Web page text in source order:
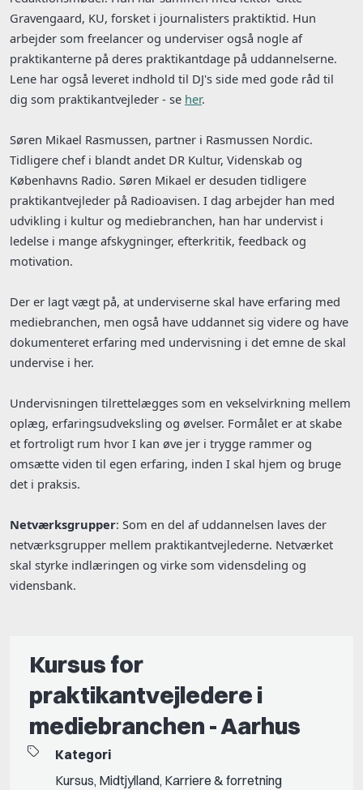
Gravengaard, KU, forsket i journalisters praktiktid. Hun
arbejder som freelancer og underviser også nogle af
praktikanterne på deres praktikantdage på uddannelserne.
Lene har også leveret indhold til DJ's side med gode råd til
dig som praktikantvejleder - se her.
Søren Mikael Rasmussen, partner i Rasmussen Nordic.
Tidligere chef i blandt andet DR Kultur, Videnskab og
Københavns Radio. Søren Mikael er desuden tidligere
praktikantvejleder på Radioavisen. I dag arbejder han med
udvikling i kultur og mediebranchen, han har undervist i
ledelse i mange afskygninger, efterkritik, feedback og
motivation.
Der er lagt vægt på, at underviserne skal have erfaring med
mediebranchen, men også have uddannet sig videre og have
dokumenteret erfaring med undervisning i det emne de skal
undervise i her.
Undervisningen tilrettelægges som en vekselvirkning mellem
oplæg, erfaringsudveksling og øvelser. Formålet er at skabe
et fortroligt rum hvor I kan øve jer i trygge rammer og
omsætte viden til egen erfaring, inden I skal hjem og bruge
det i praksis.
Netværksgrupper: Som en del af uddannelsen laves der
netværksgrupper mellem praktikantvejlederne. Netværket
skal styrke indlæringen og virke som vidensdeling og
vidensbank.
Kursus for
praktikantvejledere i
mediebranchen - Aarhus
Kategori
Kursus, Midtjylland, Karriere & forretning